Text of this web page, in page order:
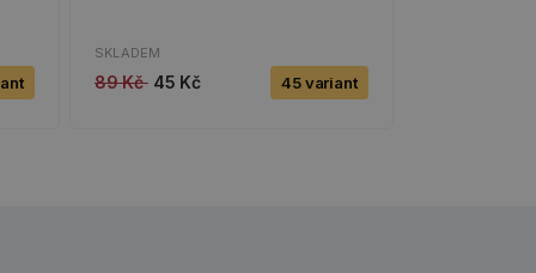
SKLADEM
89 Kč 45 Kč 45 variant